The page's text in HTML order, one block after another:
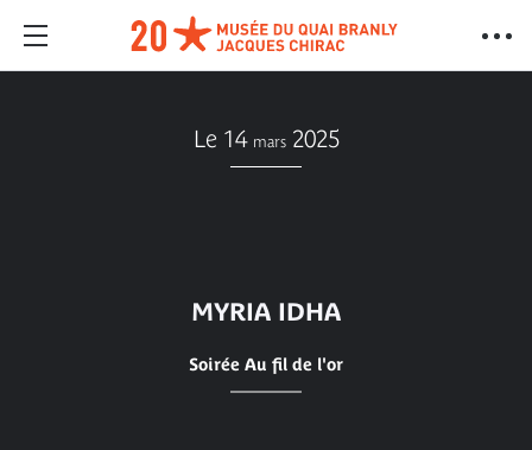
Le 14 mars 2025
MYRIA IDHA
Soirée Au fil de l'or